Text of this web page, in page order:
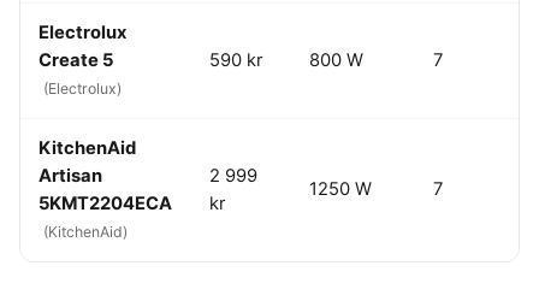
Electrolux
Create 5
(Electrolux)
590 kr 800 W 7
KitchenAid
Artisan
5KMT2204ECA
(KitchenAid)
2 999
kr
1250 W 7